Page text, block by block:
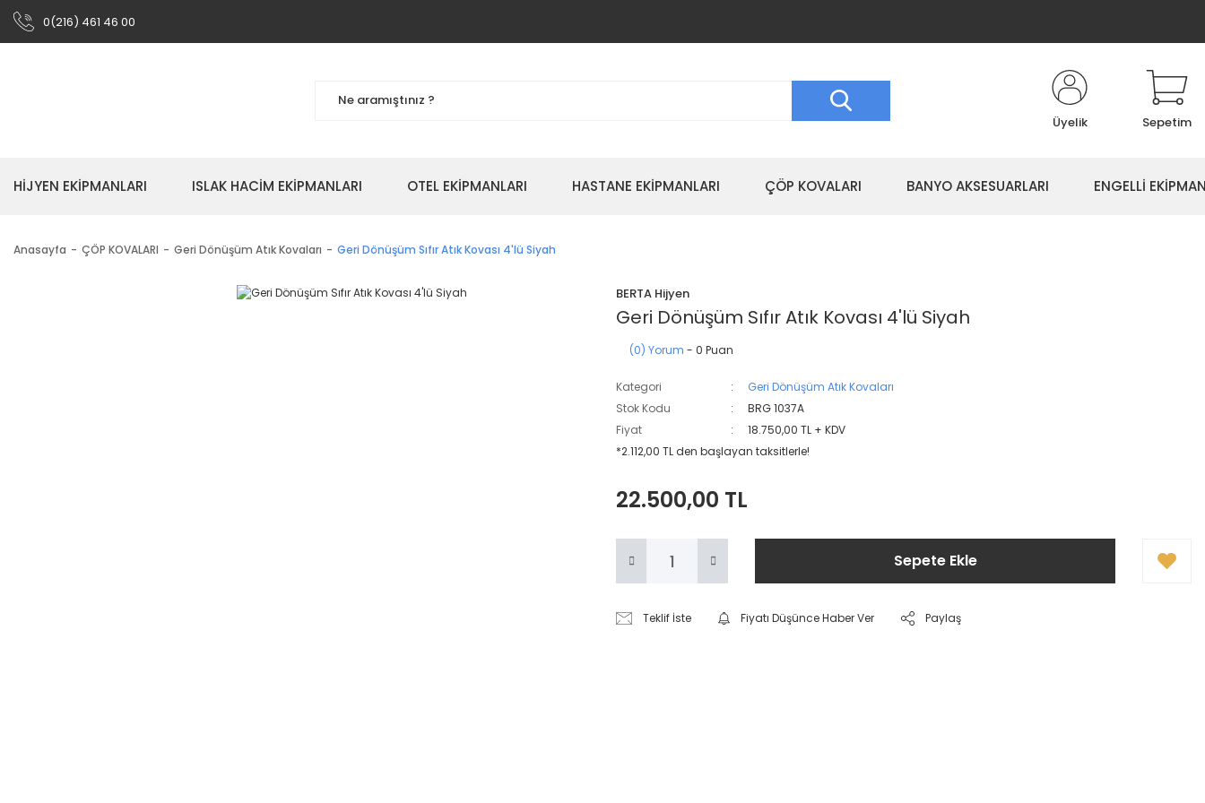
0(216) 461 46 00
Üyelik Sepetim
HİJYEN EKİPMANLARI ISLAK HACİM EKİPMANLARI OTEL EKİPMANLARI HASTANE EKİPMANLARI ÇÖP KOVALARI BANYO AKSESUARLARI ENGELLİ
Anasayfa ÇÖP KOVALARI Geri Dönüşüm Atık Kovaları Geri Dönüşüm Sıfır Atık Kovası 4'lü Siyah
BERTA Hijyen
Geri Dönüşüm Sıfır Atık Kovası 4'lü Siyah
(0) Yorum - 0 Puan
Kategori
Geri Dönüşüm Atık Kovaları
Stok Kodu
BRG 1037A
Fiyat
18.750,00 TL + KDV
*2.112,00 TL den başlayan taksitlerle!
22.500,00 TL
Sepete Ekle
Teklif İste Fiyatı Düşünce Haber Ver Paylaş